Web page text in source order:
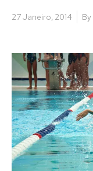
27 Janeiro, 2014 By